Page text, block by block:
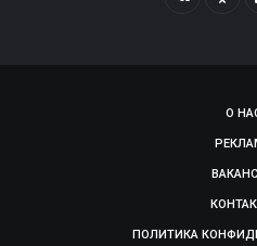
О
ПОЛИТИКА